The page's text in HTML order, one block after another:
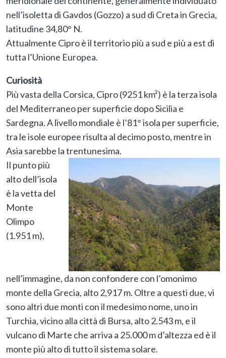
nell’isoletta di Gavdos (Gozzo) a sud di Creta in Grecia,
latitudine 34,80° N.
Attualmente Cipro è il territorio più a sud e più a est di
tutta l’Unione Europea.
Curiosità
Più vasta della Corsica, Cipro (9251 km²) è la terza isola
del Mediterraneo per superficie dopo Sicilia e
Sardegna. A livello mondiale è l’81° isola per superficie,
tra le isole europee risulta al decimo posto, mentre in
Asia sarebbe la trentunesima.
Il punto più
alto dell’isola
è la vetta del
Monte
Olimpo
(1.951 m),
nell’immagine, da non confondere con l’omonimo
monte della Grecia, alto 2,917 m. Oltre a questi due, vi
sono altri due monti con il medesimo nome, uno in
Turchia, vicino alla città di Bursa, alto 2.543 m, e il
vulcano di Marte che arriva a 25.000 m d’altezza ed è il
monte più alto di tutto il sistema solare.